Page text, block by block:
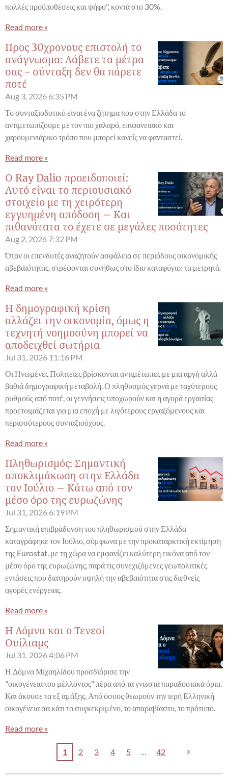
πολλές προϋποθέσεις και ψήφο", κοντά στο 30%.
Read more »
Προς 30χρονους επιστολή το
ανάγνωσμα: Λάβετε τα μέτρα
σας - σύνταξη δεν θα πάρετε
ποτέ
Aug 3, 2026 6:35 PM
Το συνταξιοδοτικό είναι ένα ζήτημα που στην Ελλάδα το
αντιμετωπίζουμε με τον πιο χαλαρό, επιφανειακό και
χαρουμενιάρικο τρόπο που μπορεί κανείς να φανταστεί.
Read more »
Ο Ray Dalio προειδοποιεί:
Αυτό είναι το περιουσιακό
στοιχείο με τη χειρότερη
εγγυημένη απόδοση – Και
πιθανότατα το έχετε σε μεγάλες ποσότητες
Aug 2, 2026 7:32 PM
Όταν οι επενδυτές αναζητούν ασφάλεια σε περιόδους οικονομικής
αβεβαιότητας, στρέφονται συνήθως στο ίδιο καταφύγιο: τα μετρητά.
Read more »
Η δημογραφική κρίση
αλλάζει την οικονομία, όμως η
τεχνητή νοημοσύνη μπορεί να
αποδειχθεί σωτήρια
Jul 31, 2026 11:16 PM
Οι Ηνωμένες Πολιτείες βρίσκονται αντιμέτωπες με μια αργή αλλά
βαθιά δημογραφική μεταβολή. Ο πληθυσμός γερνά με ταχύτερους
ρυθμούς από ποτέ, οι γεννήσεις υποχωρούν και η αγορά εργασίας
προετοιμάζεται για μια εποχή με λιγότερους εργαζόμενους και
περισσότερους συνταξιούχους.
Read more »
Πληθωρισμός: Σημαντική
αποκλιμάκωση στην Ελλάδα
τον Ιούλιο – Κάτω από τον
μέσο όρο της ευρωζώνης
Jul 31, 2026 6:19 PM
Σημαντική επιβράδυνση του πληθωρισμού στην Ελλάδα
καταγράφηκε τον Ιούλιο, σύμφωνα με την προκαταρκτική εκτίμηση
της Eurostat, με τη χώρα να εμφανίζει καλύτερη εικόνα από τον
μέσο όρο της ευρωζώνης, παρά τις συνεχιζόμενες γεωπολιτικές
εντάσεις που διατηρούν υψηλή την αβεβαιότητα στις διεθνείς
αγορές ενέργειας.
Read more »
Η Δόμνα και ο Τενεσί
Ουίλιαμς
Jul 31, 20264:06 PM
Η Δόμνα Μιχαηλίδου προσδιόρισε την
"οικογένεια του μέλλοντος" πέρα από τα γνωστά παραδοσιακά όρια.
Και άκουσε τα εξ αμάξης. Από όσους θεωρούν την ιερή Ελληνική
οικογένεια σα κάτι το συγκεκριμένο, το απαραβίαστο, το πρότυπο.
Read more »
1 2 3 4 5 42